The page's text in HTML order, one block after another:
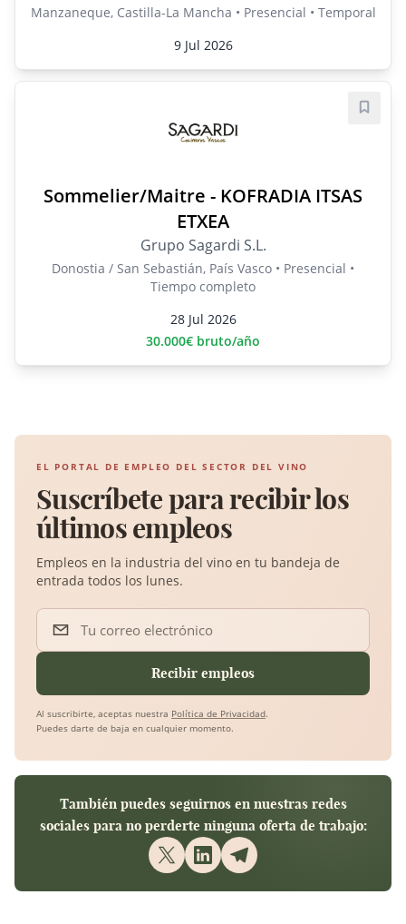
Manzaneque, Castilla-La Mancha • Presencial • Temporal
9 Jul 2026
Sommelier/Maitre - KOFRADIA ITSAS
ETXEA
Grupo Sagardi S.L.
Donostia / San Sebastián, País Vasco • Presencial •
Tiempo completo
28 Jul 2026
30.000€ bruto/año
EL PORTAL DE EMPLEO DEL SECTOR DEL VINO
Suscríbete para recibir los
últimos empleos
Empleos en la industria del vino en tu bandeja de
entrada todos los lunes.
Tu correo electrónico
Recibir empleos
Al suscribirte, aceptas nuestra Política de Privacidad.
Puedes darte de baja en cualquier momento.
También puedes seguirnos en nuestras redes
sociales para no perderte ninguna oferta de trabajo: